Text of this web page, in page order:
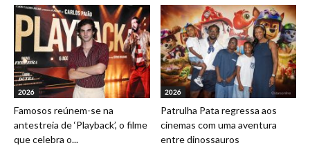
2026
Famosos reúnem-se na
antestreia de ‘Playback’, o filme
que celebra o...
2026
Patrulha Pata regressa aos
cinemas com uma aventura
entre dinossauros